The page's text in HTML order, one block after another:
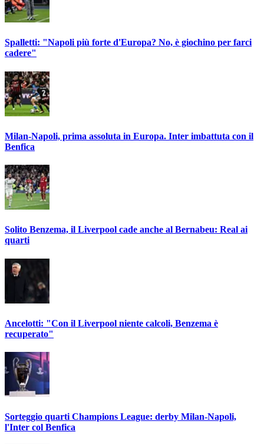
Spalletti: "Napoli più forte d'Europa? No, è giochino per farci
cadere"
Milan-Napoli, prima assoluta in Europa. Inter imbattuta con il
Benfica
Solito Benzema, il Liverpool cade anche al Bernabeu: Real ai
quarti
Ancelotti: "Con il Liverpool niente calcoli, Benzema è
recuperato"
Sorteggio quarti Champions League: derby Milan-Napoli,
l'Inter col Benfica